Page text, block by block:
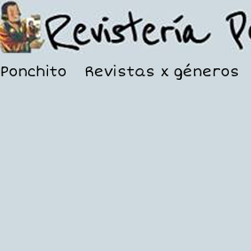
Ponchito Revistas x géneros